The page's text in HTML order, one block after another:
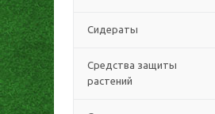
Сидераты
Средства защиты
растений